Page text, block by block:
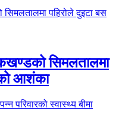
सिमलतालमा
आशंका